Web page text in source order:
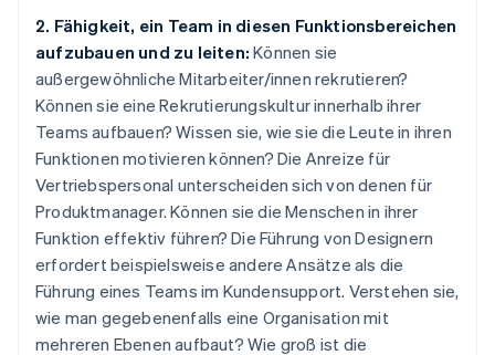
2. Fähigkeit, ein Team in diesen Funktionsbereichen
aufzubauen und zu leiten: Können sie
außergewöhnliche Mitarbeiter/innen rekrutieren?
Können sie eine Rekrutierungskultur innerhalb ihrer
Teams aufbauen? Wissen sie, wie sie die Leute in ihren
Funktionen motivieren können? Die Anreize für
Vertriebspersonal unterscheiden sich von denen für
Produktmanager. Können sie die Menschen in ihrer
Funktion effektiv führen? Die Führung von Designern
erfordert beispielsweise andere Ansätze als die
Führung eines Teams im Kundensupport. Verstehen sie,
wie man gegebenenfalls eine Organisation mit
mehreren Ebenen aufbaut? Wie groß ist die